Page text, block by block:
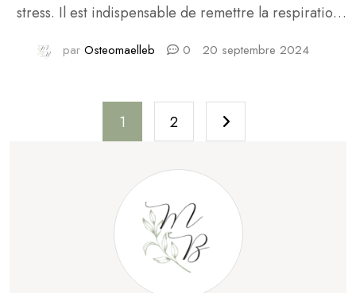
stress. Il est indispensable de remettre la respiration
par Osteomaelleb 0 20 septembre 2024
Pagination
des
publications
1 2